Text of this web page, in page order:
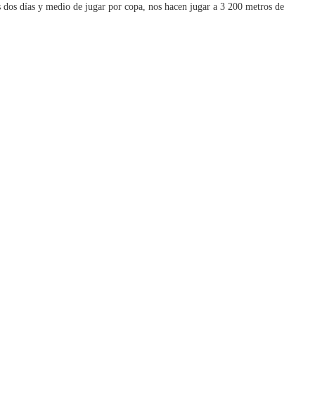
días y medio de jugar por copa, nos hacen jugar a 3 200 metros de